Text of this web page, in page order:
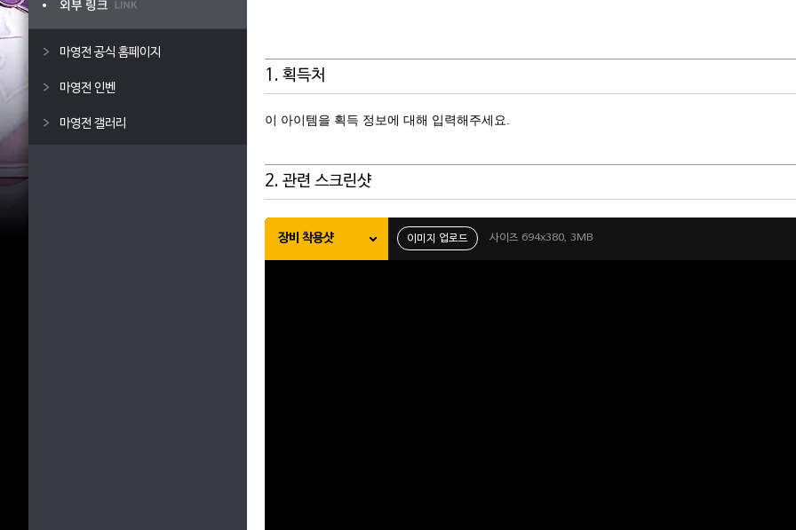
마영전 공식 홈페이지
마영전 인벤
마영전 갤러리
1. 획득처
이 아이템을 획득 정보에 대해 입력해주세요.
2. 관련 스크린샷
장비 착용샷 이미지 업로드 사이즈 694x380, 3MB